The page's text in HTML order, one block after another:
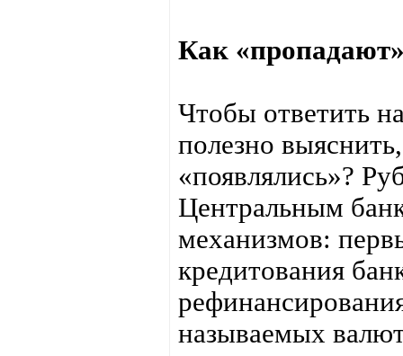
Как
Чтобы ответить
полезно
«появлялись»?
Центральным
механизмов:
кредитования
называемых